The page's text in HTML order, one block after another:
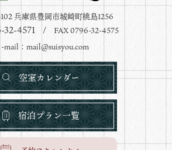
兵庫県豊岡市城崎町桃島1256
32-4571/ FAX 0796-32-4575
-mail： mail@suisyou.com
空室カレンダー
宿泊プラン一覧